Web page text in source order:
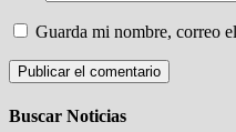
Guarda mi nombre, correo
Buscar Noticias